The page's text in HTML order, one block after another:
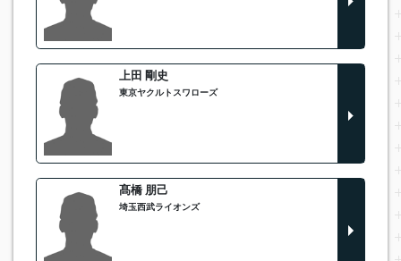
上田 剛史
東京ヤクルトスワローズ
髙橋 朋己
埼玉西武ライオンズ